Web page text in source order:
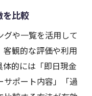
を比較
や一覧を活用して
観的な評価や利用
的には「即日現金
ポート内容」「過